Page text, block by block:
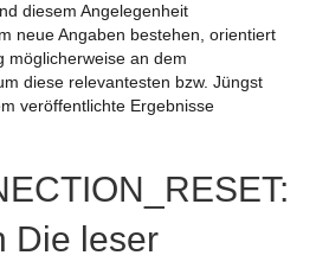
diesem Angelegenheit
neue Angaben bestehen, orientiert
möglicherweise an dem
diese relevantesten bzw. Jüngst
veröffentlichte Ergebnisse
Die leser